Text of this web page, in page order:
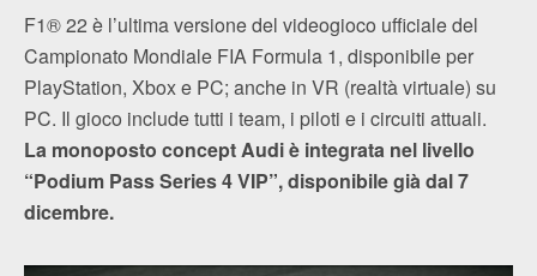
F1® 22 è l’ultima versione del videogioco ufficiale del
Campionato Mondiale FIA Formula 1, disponibile per
PlayStation, Xbox e PC; anche in VR (realtà virtuale) su
PC. Il gioco include tutti i team, i piloti e i circuiti attuali.
La monoposto concept Audi è integrata nel livello
“Podium Pass Series 4 VIP”, disponibile già dal 7
dicembre.